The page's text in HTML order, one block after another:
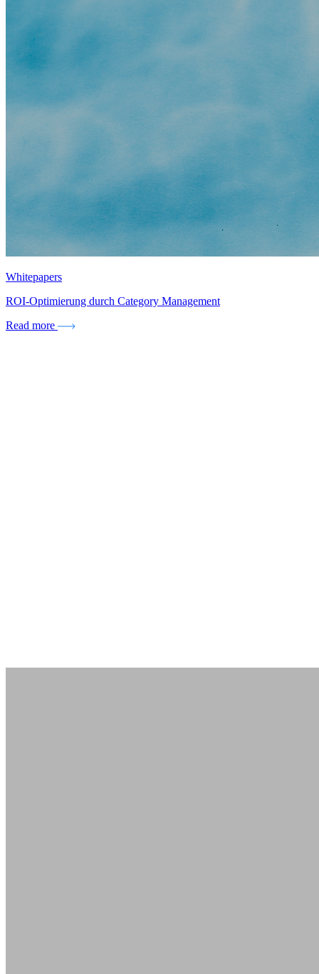
Whitepapers
ROI-Optimierung durch Category Management
Read more